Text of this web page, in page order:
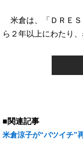
米倉は、「ＤＲＥＳ
ら２年以上にわたり
■関連記事
米倉涼子が“バツイチ”